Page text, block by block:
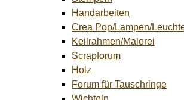
Handarbeiten
Crea Pop/Lampen/
Keilrahmen/Malerei
Scrapforum
Holz
Forum für Tauschringe